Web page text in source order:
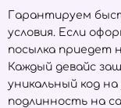
Гарантируем
условия. Если
посылка приедет
Каждый девайс
уникальный код
подлинность на